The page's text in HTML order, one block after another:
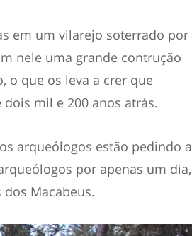
em um vilarejo soterrado por
nele uma grande contrução
o que os leva a crer que
mil e 200 anos atrás.
arqueólogos estão pedindo a
por apenas um dia,
Macabeus.